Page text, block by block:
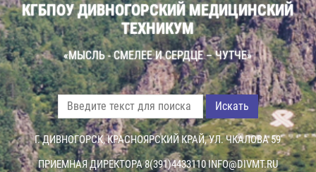
КГБПОУ ДИВНОГОРСКИЙ МЕДИЦИНСКИЙ
ТЕХНИКУМ
«МЫСЛЬ - СМЕЛЕЕ И СЕРДЦЕ – ЧУТЧЕ»
Искать
Г. ДИВНОГОРСК, КРАСНОЯРСКИЙ КРАЙ, УЛ. ЧКАЛОВА 59
ПРИЕМНАЯ ДИРЕКТОРА 8(391)4433110INFO@DIVMT.RU